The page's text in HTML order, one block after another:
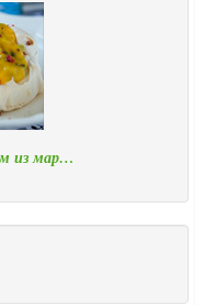
из мар…